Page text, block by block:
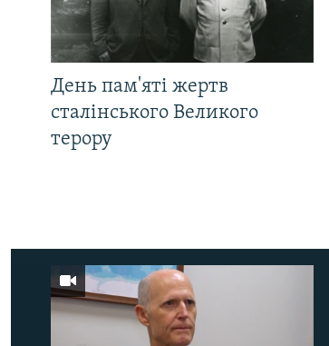
День пам'яті жертв
сталінського Великого
терору